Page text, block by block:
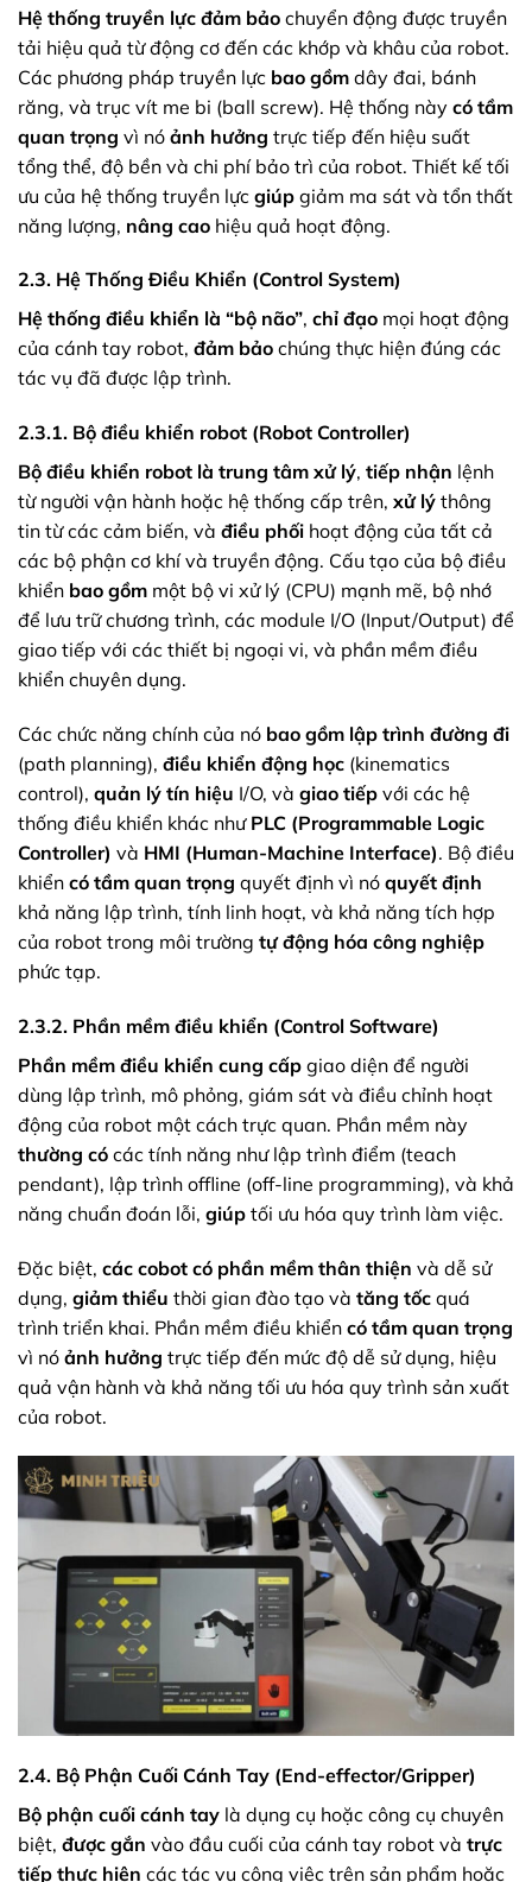
Hệ thống truyền lực đảm bảo chuyển động được truyền
tải hiệu quả từ động cơ đến các khớp và khâu của robot.
Các phương pháp truyền lực bao gồm dây đai, bánh
răng, và trục vít me bi (ball screw). Hệ thống này có tầm
quan trọng vì nó ảnh hưởng trực tiếp đến hiệu suất
tổng thể, độ bền và chi phí bảo trì của robot. Thiết kế tối
ưu của hệ thống truyền lực giúp giảm ma sát và tổn thất
năng lượng, nâng cao hiệu quả hoạt động.
2.3. Hệ Thống Điều Khiển (Control System)
Hệ thống điều khiển là “bộ não”, chỉ đạo mọi hoạt động
của cánh tay robot, đảm bảo chúng thực hiện đúng các
tác vụ đã được lập trình.
2.3.1. Bộ điều khiển robot (Robot Controller)
Bộ điều khiển robot là trung tâm xử lý, tiếp nhận lệnh
từ người vận hành hoặc hệ thống cấp trên, xử lý thông
tin từ các cảm biến, và điều phối hoạt động của tất cả
các bộ phận cơ khí và truyền động. Cấu tạo của bộ điều
khiển bao gồm một bộ vi xử lý (CPU) mạnh mẽ, bộ nhớ
để lưu trữ chương trình, các module I/O (Input/Output) để
giao tiếp với các thiết bị ngoại vi, và phần mềm điều
khiển chuyên dụng.
Các chức năng chính của nó bao gồm lập trình đường đi
(path planning), điều khiển động học (kinematics
control), quản lý tín hiệu I/O, và giao tiếp với các hệ
thống điều khiển khác như PLC (Programmable Logic
Controller) và HMI (Human-Machine Interface). Bộ điều
khiển có tầm quan trọng quyết định vì nó quyết định
khả năng lập trình, tính linh hoạt, và khả năng tích hợp
của robot trong môi trường tự động hóa công nghiệp
phức tạp.
2.3.2. Phần mềm điều khiển (Control Software)
Phần mềm điều khiển cung cấp giao diện để người
dùng lập trình, mô phỏng, giám sát và điều chỉnh hoạt
động của robot một cách trực quan. Phần mềm này
thường có các tính năng như lập trình điểm (teach
pendant), lập trình offline (off-line programming), và khả
năng chuẩn đoán lỗi, giúp tối ưu hóa quy trình làm việc.
Đặc biệt, các cobot có phần mềm thân thiện và dễ sử
dụng, giảm thiểu thời gian đào tạo và tăng tốc quá
trình triển khai. Phần mềm điều khiển có tầm quan trọng
vì nó ảnh hưởng trực tiếp đến mức độ dễ sử dụng, hiệu
quả vận hành và khả năng tối ưu hóa quy trình sản xuất
của robot.
2.4. Bộ Phận Cuối Cánh Tay (End-effector/Gripper)
Bộ phận cuối cánh tay là dụng cụ hoặc công cụ chuyên
biệt, được gắn vào đầu cuối của cánh tay robot và trực
tiếp thực hiện các tác vụ công việc trên sản phẩm hoặc